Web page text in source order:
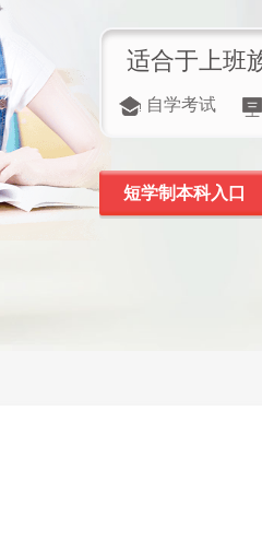
适合于上班
自学考试
短学制本科入口